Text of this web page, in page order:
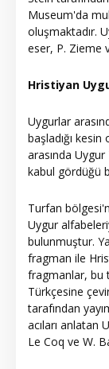
Museum'da
oluşmaktadır.
eser, P. Zieme
Hristiyan
Uygurlar
başladığı
arasında Uygur
kabul gördüğü
Turfan
Uygur
bulunmuştur.
fragman ile
fragmanlar, bu
Türkçesine
tarafından
acıları anlatan
Le Coq ve W.